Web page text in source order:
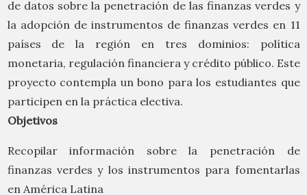
de datos sobre la penetración de las finanzas verdes y
la adopción de instrumentos de finanzas verdes en 11
países de la región en tres dominios: política
monetaria, regulación financiera y crédito público. Este
proyecto contempla un bono para los estudiantes que
participen en la práctica electiva.
Objetivos
Recopilar información sobre la penetración de
finanzas verdes y los instrumentos para fomentarlas
en América Latina